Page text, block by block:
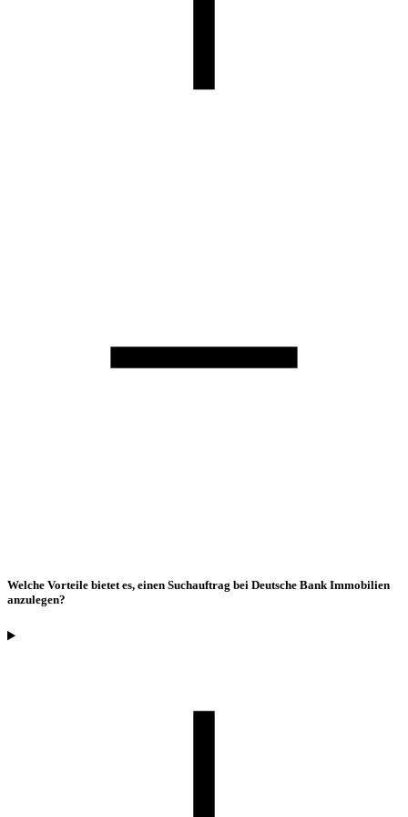
Welche Vorteile bietet es, einen Suchauftrag bei Deutsche Bank Immobilien
anzulegen?